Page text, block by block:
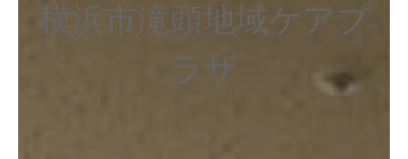
横浜市滝頭地域ケアプ
ラザ